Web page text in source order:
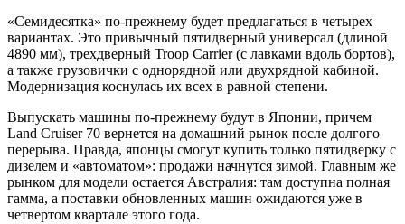
«Семидесятка» по-прежнему будет предлагаться в четырех
вариантах. Это привычный пятидверный универсал (длиной
4890 мм), трехдверный Troop Carrier (с лавками вдоль бортов),
а также грузовички с однорядной или двухрядной кабиной.
Модернизация коснулась их всех в равной степени.
Выпускать машины по-прежнему будут в Японии, причем
Land Cruiser 70 вернется на домашний рынок после долгого
перерыва. Правда, японцы смогут купить только пятидверку с
дизелем и «автоматом»: продажи начнутся зимой. Главным же
рынком для модели остается Австралия: там доступна полная
гамма, а поставки обновленных машин ожидаются уже в
четвертом квартале этого года.